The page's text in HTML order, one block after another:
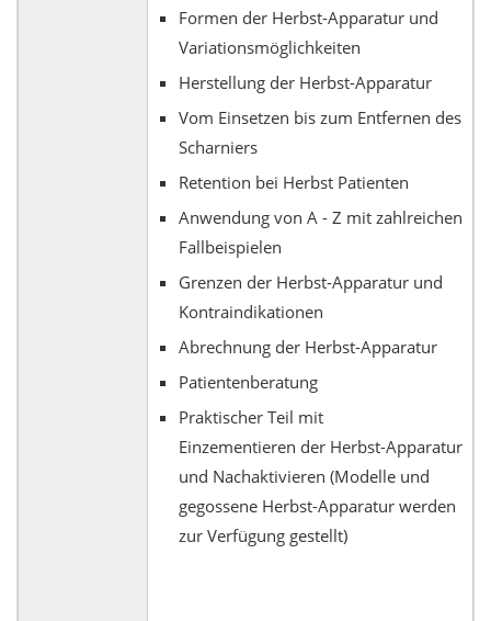
Formen der Herbst-Apparatur und
Variationsmöglichkeiten
Herstellung der Herbst-Apparatur
Vom Einsetzen bis zum Entfernen des
Scharniers
Retention bei Herbst Patienten
Anwendung von A - Z mit zahlreichen
Fallbeispielen
Grenzen der Herbst-Apparatur und
Kontraindikationen
Abrechnung der Herbst-Apparatur
Patientenberatung
Praktischer Teil mit
Einzementieren der Herbst-Apparatur
und Nachaktivieren (Modelle und
gegossene Herbst-Apparatur werden
zur Verfügung gestellt)